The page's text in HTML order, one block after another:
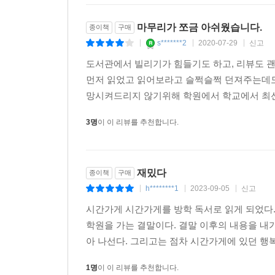
종이책 구매 마무리가 쪼금 아쉬웠습니다.
s*******2 2020-07-29 신고
도서관에서 빌리기가 힘들기도 하고, 리뷰도
먼저 읽었고 읽어보라고 슬쩍슬쩍 던져주는
망시켜드리지 않기위해 학원에서 학교에서
3명이 이 리뷰를 추천합니다.
종이책 구매 재밌다
h********1 2023-09-05 신고
시간가게 시간가게를 방학 독서로 읽게 되었
학원을 가는 결말이다. 결말 이후의 내용을
아 나선다. 그리고는 점차 시간가게에 있던
1명이 이 리뷰를 추천합니다.